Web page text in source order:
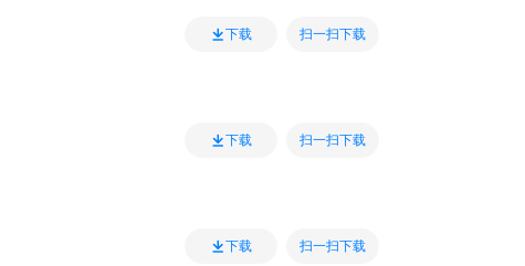
下载 扫一扫下载
下载 扫一扫下载
下载 扫一扫下载